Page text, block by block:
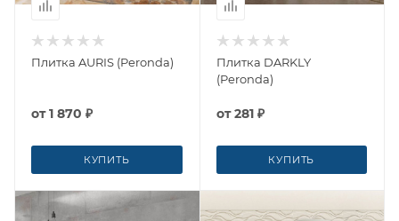
Плитка AURIS (Peronda)
от1 870 ₽
КУПИТЬ
Плитка DARKLY
(Peronda)
от281 ₽
КУПИТЬ